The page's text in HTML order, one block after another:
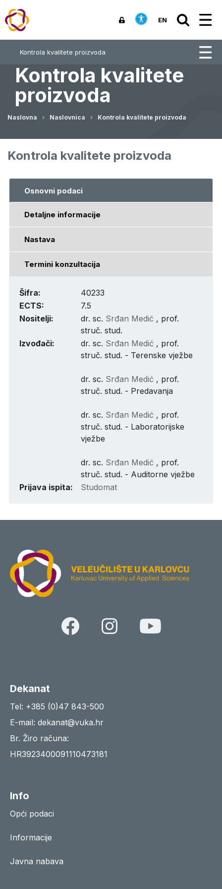
EN
Kontrola kvalitete proizvoda
Kontrola kvalitete
proizvoda
Naslovna Naslovnica Kontrola kvalitete proizvoda
Kontrola kvalitete proizvoda
Osnovni podaci
Detaljne informacije
Nastava
Termini konzultacija
Šifra:
40233
ECTS:
7.5
Nositelji:
dr. sc. Srđan Medić , prof.
struč. stud.
Izvođači:
dr. sc. Srđan Medić , prof.
struč. stud. - Terenske vježbe
dr. sc. Srđan Medić , prof.
struč. stud. - Predavanja
dr. sc. Srđan Medić , prof.
struč. stud. - Laboratorijske
vježbe
dr. sc. Srđan Medić , prof.
struč. stud. - Auditorne vježbe
Prijava ispita:
Studomat
Dekanat
Tel: +385 (0)47 843-500
E-mail: dekanat@vuka.hr
Br. Žiro računa:
HR3923400091110473181
Info
Opći podaci
Informacije
Javna nabava